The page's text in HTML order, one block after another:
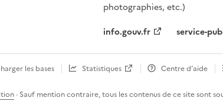
photographies, etc.)
info.gouv.fr
service-
les bases Statistiques Centre d’aide
· Sauf mention contraire, tous les contenus de ce site sont